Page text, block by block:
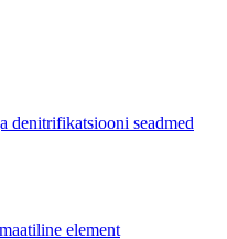
denitrifikatsiooni seadmed
element